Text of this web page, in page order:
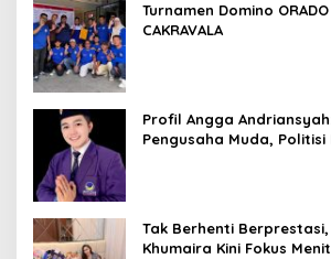
Turnamen Domino
CAKRAVALA
Profil Angga
Pengusaha Muda, Politisi
Tak Berhenti
Khumaira Kini Fokus